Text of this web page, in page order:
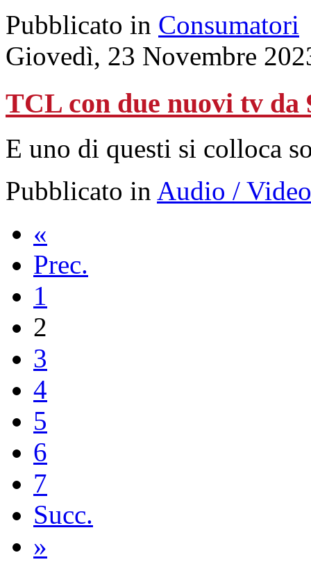
Pubblicato in Consumatori
Giovedì, 23 Novembre
TCL con due nuovi tv da
E uno di questi si colloca
Pubblicato in Audio / Video
«
Prec.
1
2
3
4
5
6
7
Succ.
»